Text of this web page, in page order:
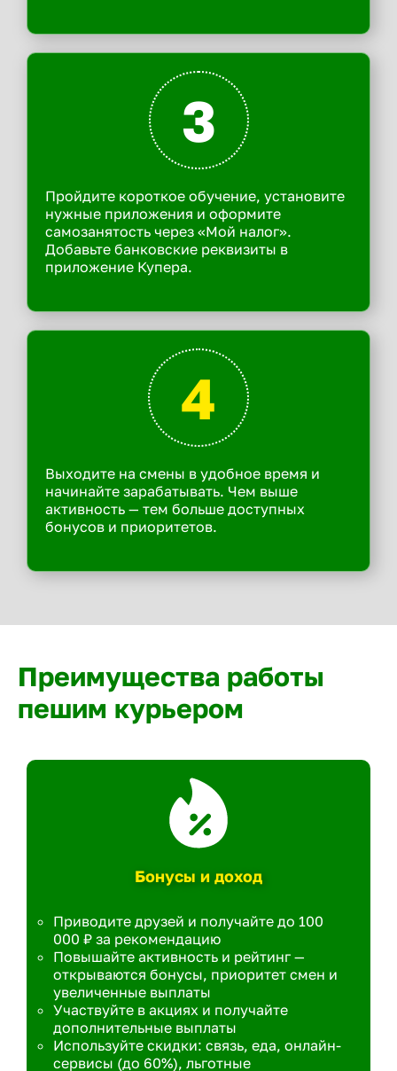
3
Пройдите короткое обучение, установите
нужные приложения и оформите
самозанятость через «Мой налог».
Добавьте банковские реквизиты в
приложение Купера.
4
Выходите на смены в удобное время и
начинайте зарабатывать. Чем выше
активность — тем больше доступных
бонусов и приоритетов.
Преимущества работы
пешим курьером
Бонусы и доход
Приводите друзей и получайте до 100
000 ₽ за рекомендацию
Повышайте активность и рейтинг —
открываются бонусы, приоритет смен и
увеличенные выплаты
Участвуйте в акциях и получайте
дополнительные выплаты
Используйте скидки: связь, еда, онлайн-
сервисы (до 60%), льготные